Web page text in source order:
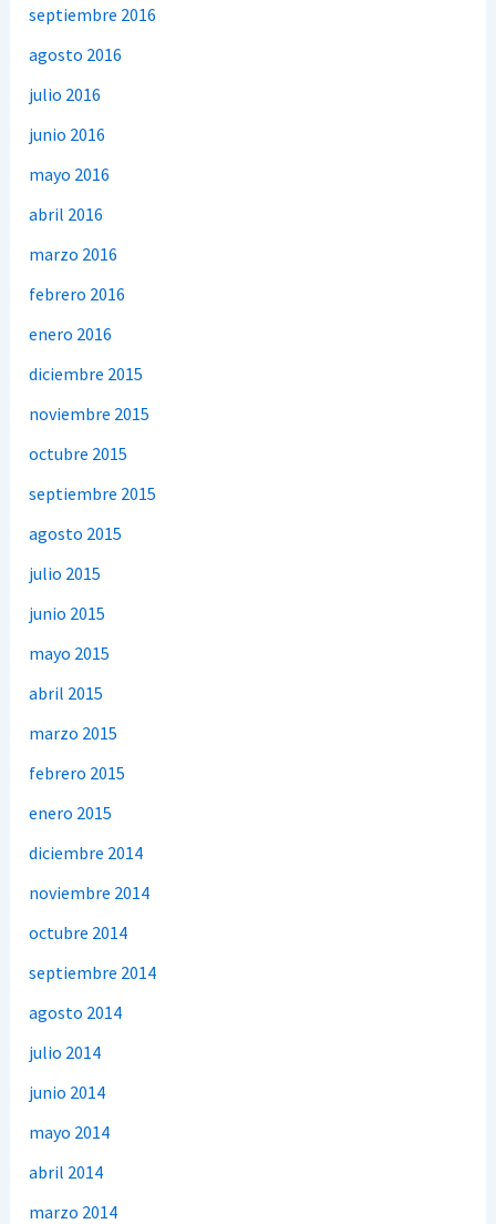
septiembre 2016
agosto 2016
julio 2016
junio 2016
mayo 2016
abril 2016
marzo 2016
febrero 2016
enero 2016
diciembre 2015
noviembre 2015
octubre 2015
septiembre 2015
agosto 2015
julio 2015
junio 2015
mayo 2015
abril 2015
marzo 2015
febrero 2015
enero 2015
diciembre 2014
noviembre 2014
octubre 2014
septiembre 2014
agosto 2014
julio 2014
junio 2014
mayo 2014
abril 2014
marzo 2014